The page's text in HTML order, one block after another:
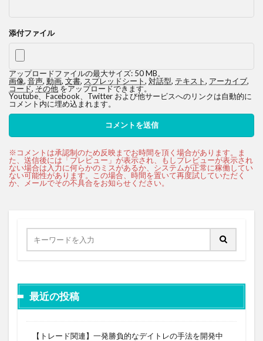
添付ファイル
アップロードファイルの最大サイズ: 50 MB。
画像, 音声, 動画, 文書, スプレッドシート, 対話型, テキスト, アーカイブ,
コード,その他をアップロードできます。
Youtube、Facebook、Twitter および他サービスへのリンクは自動的に
コメント内に埋め込まれます。
最近の投稿
【トレード関連】一発勝負的なデイトレの手法を開発中